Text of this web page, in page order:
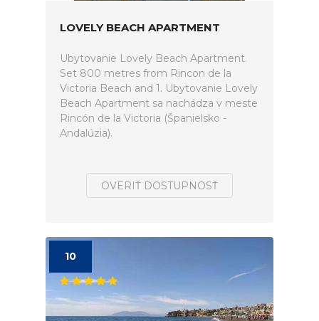
LOVELY BEACH APARTMENT
Ubytovanie Lovely Beach Apartment.
Set 800 metres from Rincon de la
Victoria Beach and 1. Ubytovanie Lovely
Beach Apartment sa nachádza v meste
Rincón de la Victoria (Španielsko -
Andalúzia).
OVERIŤ DOSTUPNOSŤ
10